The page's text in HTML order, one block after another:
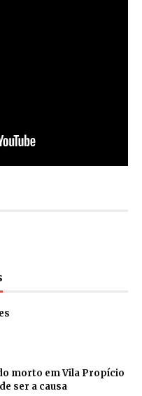
morto em Vila Propício
ser a causa